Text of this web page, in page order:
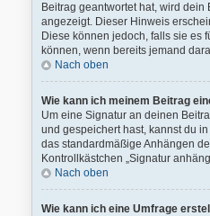
Beitrag geantwortet hat, wird
angezeigt. Dieser Hinweis
Diese können jedoch, falls sie es
können, wenn bereits jemand
Nach oben
Wie kann ich meinem Beitrag
Um eine Signatur an deinen
und gespeichert hast, kannst du
das standardmäßige Anhängen
Kontrollkästchen „Signatur
Nach oben
Wie kann ich eine Umfrage